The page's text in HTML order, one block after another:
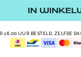
IN
16.00 UUR BESTELD, ZELFDE